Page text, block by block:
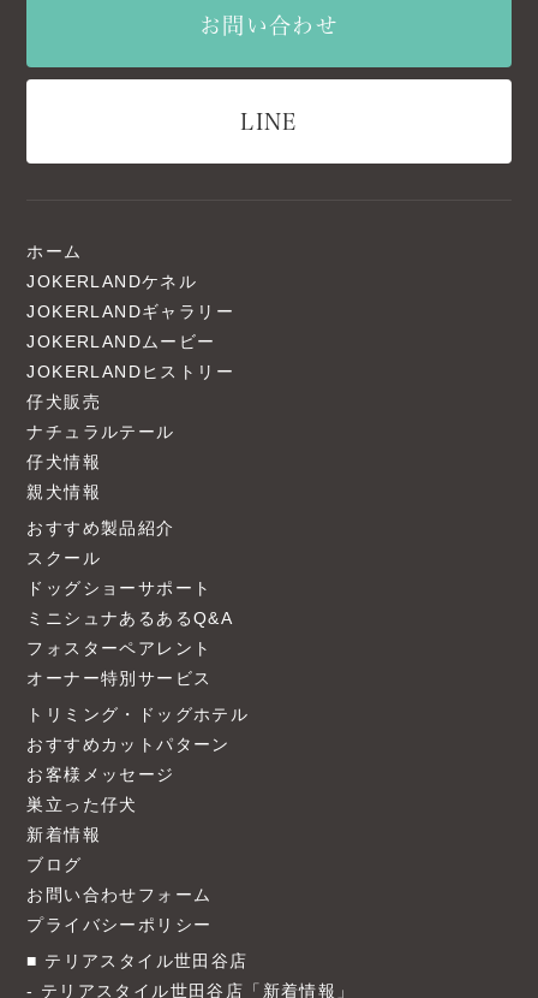
お問い合わせ
LINE
ホーム
JOKERLANDケネル
JOKERLANDギャラリー
JOKERLANDムービー
JOKERLANDヒストリー
仔犬販売
ナチュラルテール
仔犬情報
親犬情報
おすすめ製品紹介
スクール
ドッグショーサポート
ミニシュナあるあるQ&A
フォスターペアレント
オーナー特別サービス
トリミング・ドッグホテル
おすすめカットパターン
お客様メッセージ
巣立った仔犬
新着情報
ブログ
お問い合わせフォーム
プライバシーポリシー
テリアスタイル世田谷店
テリアスタイル世田谷店「新着情報」